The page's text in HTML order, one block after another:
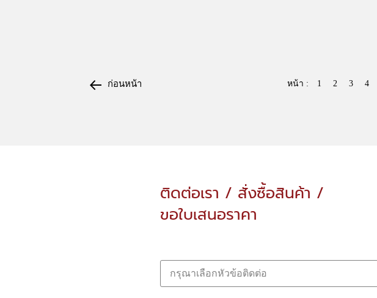
ก่อนหน้า หน้า : 1 2 3 4
ติดต่อเรา / สั่งซื้อสินค้า /
ขอใบเสนอราคา
กรุณาเลือกหัวข้อติดต่อ